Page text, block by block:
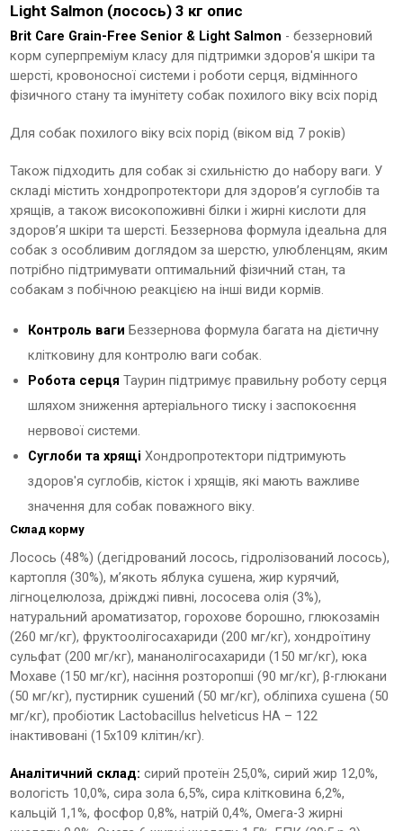
Light Salmon (лосось) 3 кг опис
Brit Care Grain-Free Senior & Light Salmon - беззерновий
корм суперпреміум класу для підтримки здоров'я шкіри та
шерсті, кровоносної системи і роботи серця, відмінного
фізичного стану та імунітету собак похилого віку всіх порід
Для собак похилого віку всіх порід (віком від 7 років)
Також підходить для собак зі схильністю до набору ваги. У
складі містить хондропротектори для здоров’я суглобів та
хрящів, а також високопоживні білки і жирні кислоти для
здоров’я шкіри та шерсті. Беззернова формула ідеальна для
собак з особливим доглядом за шерстю, улюбленцям, яким
потрібно підтримувати оптимальний фізичний стан, та
собакам з побічною реакцією на інші види кормів.
Контроль ваги Беззернова формула багата на дієтичну
клітковину для контролю ваги собак.
Робота серця Таурин підтримує правильну роботу серця
шляхом зниження артеріального тиску і заспокоєння
нервової системи.
Суглоби та хрящі Хондропротектори підтримують
здоров'я суглобів, кісток і хрящів, які мають важливе
значення для собак поважного віку.
Склад корму
Лосось (48%) (дегідрований лосось, гідролізований лосось),
картопля (30%), м’якоть яблука сушена, жир курячий,
лігноцелюлоза, дріжджі пивні, лососева олія (3%),
натуральний ароматизатор, горохове борошно, глюкозамін
(260 мг/кг), фруктоолігосахариди (200 мг/кг), хондроїтину
сульфат (200 мг/кг), мананолігосахариди (150 мг/кг), юка
Мохаве (150 мг/кг), насіння розторопші (90 мг/кг), β-глюкани
(50 мг/кг), пустирник сушений (50 мг/кг), обліпиха сушена (50
мг/кг), пробіотик Lactobacillus helveticus HA – 122
інактивовані (15х109 клітин/кг).
Аналітичний склад: сирий протеїн 25,0%, сирий жир 12,0%,
вологість 10,0%, сира зола 6,5%, сира клітковина 6,2%,
кальцій 1,1%, фосфор 0,8%, натрій 0,4%, Омега-3 жирні